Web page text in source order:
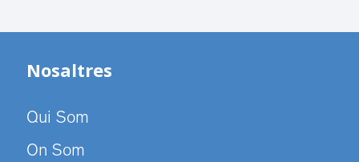
Nosaltres
Qui Som
On Som